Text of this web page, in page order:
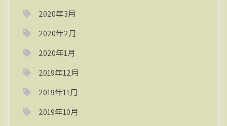
2020年3月
2020年2月
2020年1月
2019年12月
2019年11月
2019年10月